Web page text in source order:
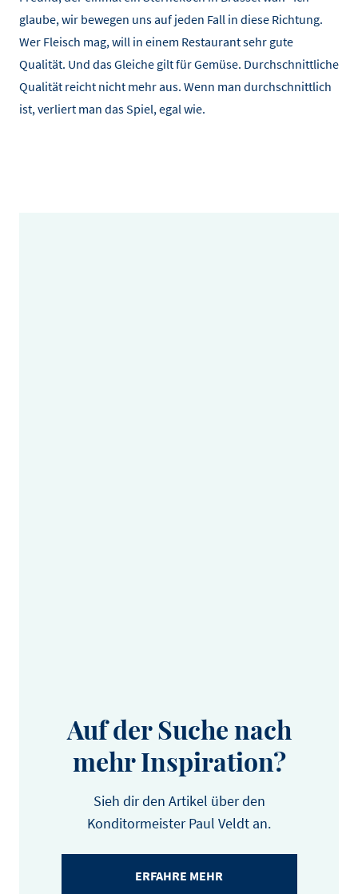
glaube, wir bewegen uns auf jeden Fall in diese Richtung.
Wer Fleisch mag, will in einem Restaurant sehr gute
Qualität. Und das Gleiche gilt für Gemüse. Durchschnittliche
Qualität reicht nicht mehr aus. Wenn man durchschnittlich
ist, verliert man das Spiel, egal wie.
Auf der Suche nach
mehr Inspiration?
Sieh dir den Artikel über den
Konditormeister Paul Veldt an.
ERFAHRE MEHR